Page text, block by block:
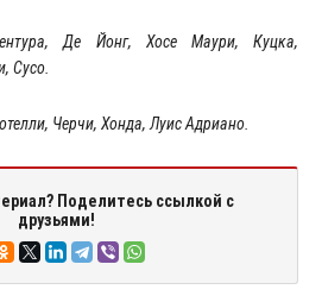
Де Йонг, Хосе Маури, Куцка,
Сусо.
Черчи, Хонда, Луис Адриано.
Поделитесь ссылкой с
друзьями!